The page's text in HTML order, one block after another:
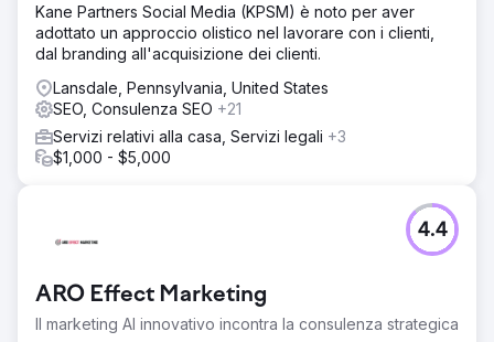
riferimento da piattaforme di AI generativa. Posizionato
come leader di settore nel nuovo ecosistema di ricerca.
Vai alla pagina agenzia
Kane Partners Social Media (KPSM) è noto per aver
adottato un approccio olistico nel lavorare con i clienti,
dal branding all'acquisizione dei clienti.
Lansdale, Pennsylvania, United States
SEO, Consulenza SEO +21
Servizi relativi alla casa, Servizi legali +3
$1,000 - $5,000
ARO Effect Marketing
Il marketing AI innovativo incontra la consulenza strategica
4.4